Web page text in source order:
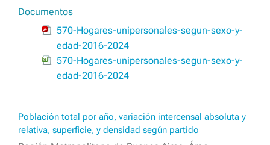
Documentos
570-Hogares-unipersonales-segun-sexo-y-
edad-2016-2024
570-Hogares-unipersonales-segun-sexo-y-
edad-2016-2024
Población total por año, variación intercensal absoluta y
relativa, superficie, y densidad según partido